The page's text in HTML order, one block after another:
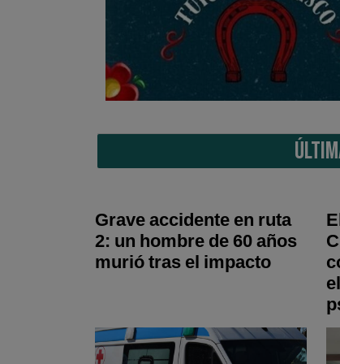
Grave accidente en ruta
2: un hombre de 60 años
murió tras el impacto